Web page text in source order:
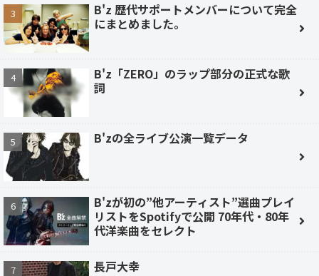
B'z 歴代サポートメンバーについて完全
にまとめました。
B'z「ZERO」のラップ部分の正式な歌
詞
B'zの全ライブ公演一覧データ
B'zが初の”他アーティスト”選曲プレイ
リストをSpotifyで公開 70年代・80年
代洋楽曲をセレクト
長戸大幸